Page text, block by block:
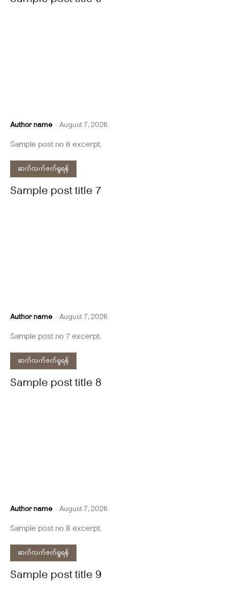
Author name -August 7, 2026
Sample post no 6 excerpt.
ဆက်လက်ဖတ်ရှုရန်
Sample post title 7
Author name -August 7, 2026
Sample post no 7 excerpt.
ဆက်လက်ဖတ်ရှုရန်
Sample post title 8
Author name -August 7, 2026
Sample post no 8 excerpt.
ဆက်လက်ဖတ်ရှုရန်
Sample post title 9